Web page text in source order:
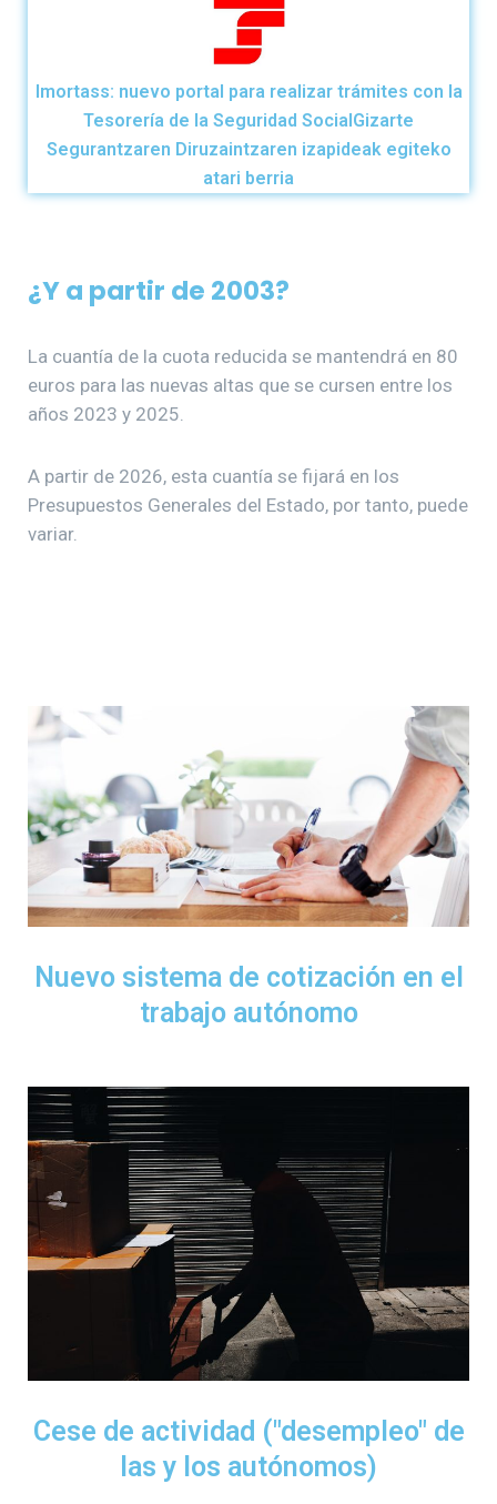
Imortass: nuevo portal para realizar trámites con la
Tesorería de la Seguridad SocialGizarte
Segurantzaren Diruzaintzaren izapideak egiteko
atari berria
¿Y a partir de 2003?
La cuantía de la cuota reducida se mantendrá en 80
euros para las nuevas altas que se cursen entre los
años 2023 y 2025.
A partir de 2026, esta cuantía se fijará en los
Presupuestos Generales del Estado, por tanto, puede
variar.
Nuevo sistema de cotización en el
trabajo autónomo
Cese de actividad ("desempleo" de
las y los autónomos)